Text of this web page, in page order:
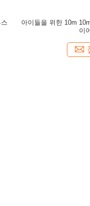
아이들을 위한 10m
이